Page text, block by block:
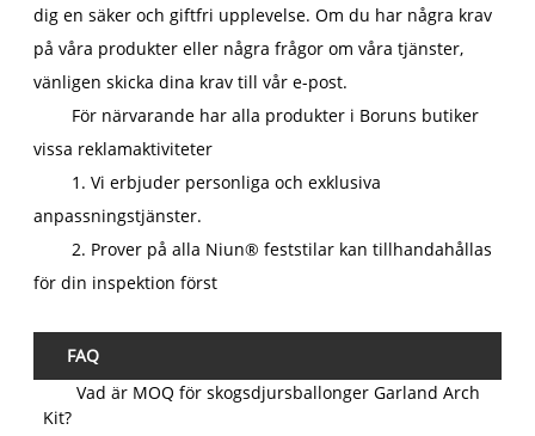
dig en säker och giftfri upplevelse. Om du har några krav
på våra produkter eller några frågor om våra tjänster,
vänligen skicka dina krav till vår e-post.
För närvarande har alla produkter i Boruns butiker
vissa reklamaktiviteter
1. Vi erbjuder personliga och exklusiva
anpassningstjänster.
2. Prover på alla Niun® feststilar kan tillhandahållas
för din inspektion först
FAQ
Vad är MOQ för skogsdjursballonger Garland Arch
Kit?